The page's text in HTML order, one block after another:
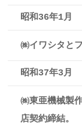
昭和36年1月
㈱イワシタと
昭和37年3月
㈱東亜機械製
店契約締結。